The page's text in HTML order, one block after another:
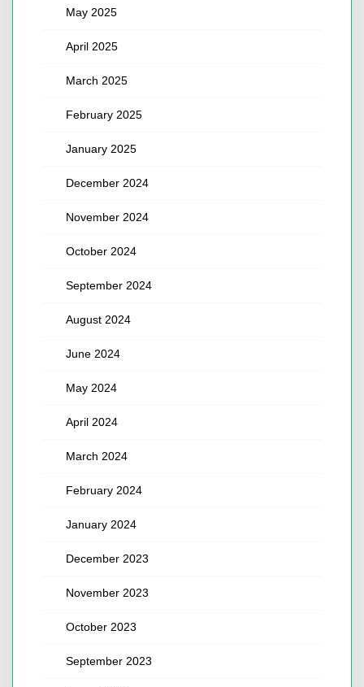
May 2025
April 2025
March 2025
February 2025
January 2025
December 2024
November 2024
October 2024
September 2024
August 2024
June 2024
May 2024
April 2024
March 2024
February 2024
January 2024
December 2023
November 2023
October 2023
September 2023